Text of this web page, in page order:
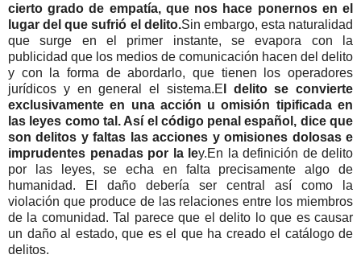
cierto grado de empatía, que nos hace ponernos en el
lugar del que sufrió el delito.Sin embargo, esta naturalidad
que surge en el primer instante, se evapora con la
publicidad que los medios de comunicación hacen del delito
y con la forma de abordarlo, que tienen los operadores
jurídicos y en general el sistema.E l delito se convierte
exclusivamente en una acción u omisión tipificada en
las leyes como tal. Así el código penal español, dice que
son delitos y faltas las acciones y omisiones dolosas e
imprudentes penadas por la ley.En la definición de delito
por las leyes, se echa en falta precisamente algo de
humanidad. El daño debería ser central así como la
violación que produce de las relaciones entre los miembros
de la comunidad. Tal parece que el delito lo que es causar
un daño al estado, que es el que ha creado el catálogo de
delitos.